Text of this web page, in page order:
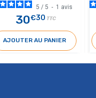
5 / 5 - 1 avis
30€30 TTC
AJOUTER AU PANIER